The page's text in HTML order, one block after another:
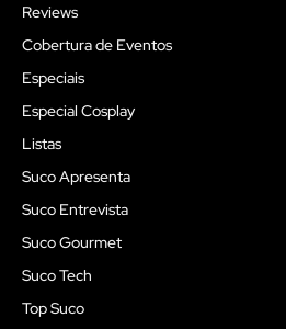
Reviews
Cobertura de Eventos
Especiais
Especial Cosplay
Listas
Suco Apresenta
Suco Entrevista
Suco Gourmet
Suco Tech
Top Suco